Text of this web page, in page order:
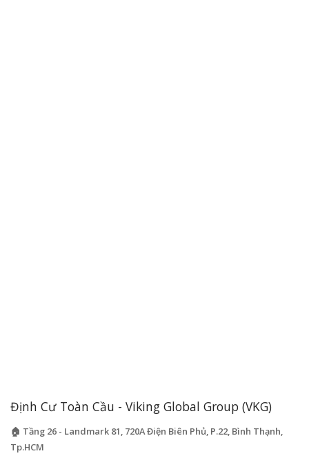
Định Cư Toàn Cầu - Viking Global Group (VKG)
🏠 Tầng 26 - Landmark 81, 720A Điện Biên Phủ, P.22, Bình Thạnh,
Tp.HCM